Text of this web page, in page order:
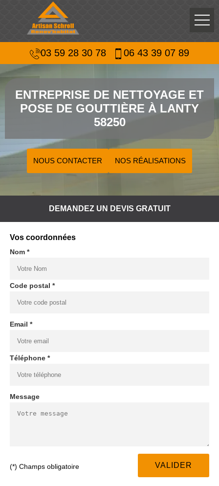
03 59 28 30 78 06 43 39 07 89
ENTREPRISE DE NETTOYAGE ET
POSE DE GOUTTIÈRE À LANTY
58250
NOUS CONTACTER NOS RÉALISATIONS
DEMANDEZ UN DEVIS GRATUIT
Vos coordonnées
Nom *
Code postal *
Email *
Téléphone *
Message
(*) Champs obligatoire